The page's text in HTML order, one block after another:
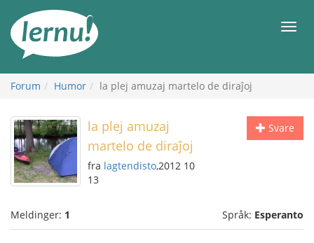
innholdet
Meny
Forum Humor la plej amuzaj martelo de diraĵoj
Svare
la plej amuzaj
martelo de diraĵoj
fra lagtendisto,2012 10
13
Meldinger: 1 Språk: Esperanto